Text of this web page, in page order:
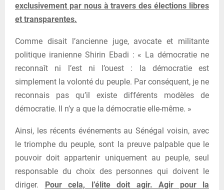
exclusivement par nous à travers des élections libres
et transparentes.
Comme disait l’ancienne juge, avocate et militante
politique iranienne Shirin Ebadi : « La démocratie ne
reconnaît ni l’est ni l’ouest : la démocratie est
simplement la volonté du peuple. Par conséquent, je ne
reconnais pas qu’il existe différents modèles de
démocratie. Il n’y a que la démocratie elle-même. »
Ainsi, les récents événements au Sénégal voisin, avec
le triomphe du peuple, sont la preuve palpable que le
pouvoir doit appartenir uniquement au peuple, seul
responsable du choix des personnes qui doivent le
diriger. Pour cela, l’élite doit agir. Agir pour la